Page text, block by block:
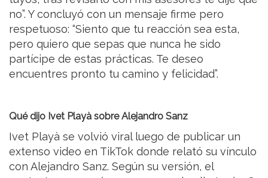
no”. Y concluyó con un mensaje firme pero
respetuoso: “Siento que tu reacción sea esta,
pero quiero que sepas que nunca he sido
partícipe de estas prácticas. Te deseo
encuentres pronto tu camino y felicidad”.
Qué dijo Ivet Playà sobre Alejandro Sanz
Ivet Playà se volvió viral luego de publicar un
extenso video en TikTok donde relató su vínculo
con Alejandro Sanz. Según su versión, el